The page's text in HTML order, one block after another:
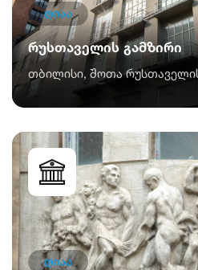
ღიაა
რუსთაველის გამზირი
თბილისი, შოთა
ღიაა